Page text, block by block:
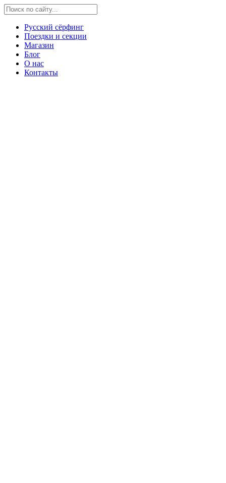
Русский сёрфинг
Поездки и секции
Магазин
Блог
О нас
Контакты